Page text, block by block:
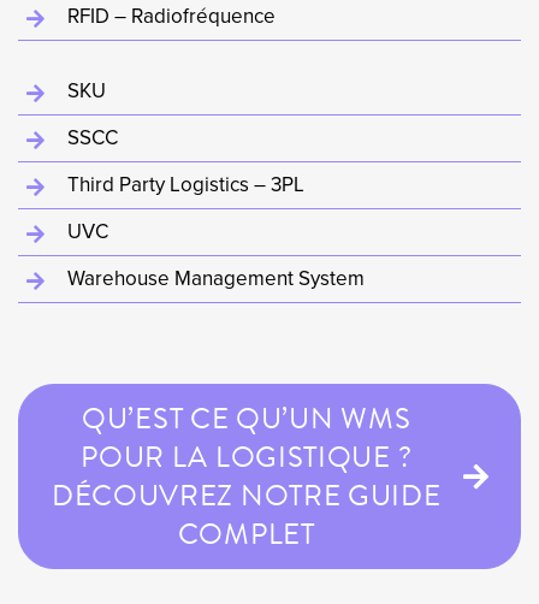
RFID – Radiofréquence
SKU
SSCC
Third Party Logistics – 3PL
UVC
Warehouse Management System
QU’EST CE QU’UN WMS
POUR LA LOGISTIQUE ?
DÉCOUVREZ NOTRE GUIDE
COMPLET